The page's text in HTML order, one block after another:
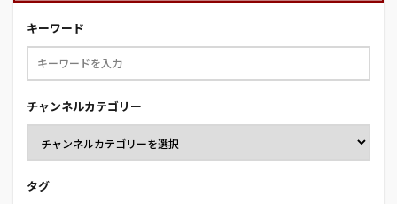
キーワード
チャンネルカテゴリー
タグ